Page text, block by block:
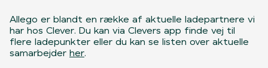
Allego er blandt en række af aktuelle ladepartnere vi
har hos Clever. Du kan via Clevers app finde vej til
flere ladepunkter eller du kan se listen over aktuelle
samarbejder her.